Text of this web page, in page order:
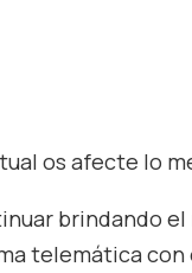
os afecte lo
brindando
telemática